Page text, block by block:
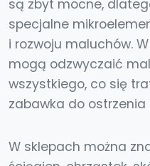
są zbyt mocne,
specjalne
i rozwoju maluchów.
mogą odzwyczaić
wszystkiego, co się
zabawka do ostrzenia
W sklepach można